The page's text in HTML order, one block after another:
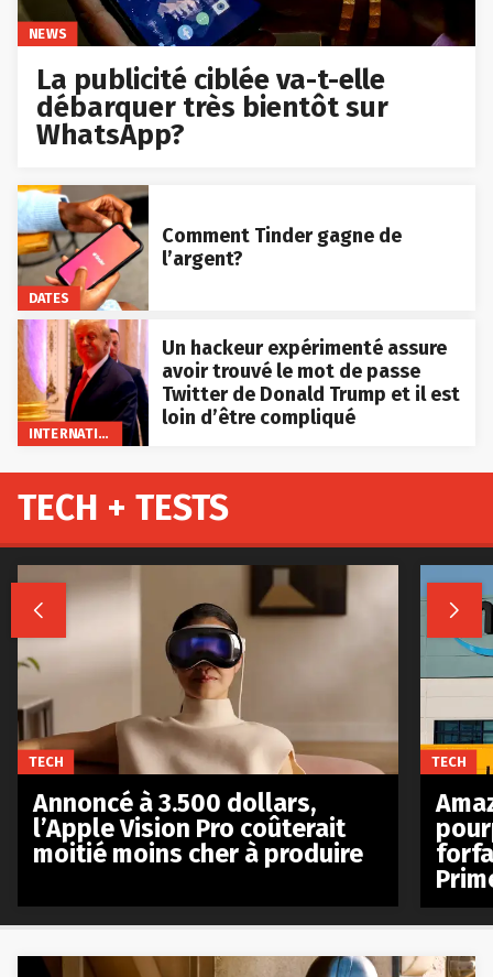
NEWS
La publicité ciblée va-t-elle
débarquer très bientôt sur
WhatsApp?
DATES
Comment Tinder gagne de
l’argent?
INTERNATIONAL
Un hackeur expérimenté assure
avoir trouvé le mot de passe
Twitter de Donald Trump et il est
loin d’être compliqué
TECH + TESTS
 
TECH
Annoncé à 3.500 dollars,
l’Apple Vision Pro coûterait
moitié moins cher à produire
TECH